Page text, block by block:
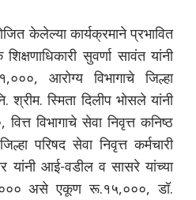
केलेल्या कार्यक्रमाने प्रभावित
सुवर्णा सावंत यांनी
आरोग्य विभागाचे जिल्हा
श्रीम. स्मिता दिलीप भोसले यांनी
विभागाचे सेवा निवृत्त कनिष्ठ
परिषद सेवा निवृत्त कर्मचारी
यांनी आई-वडील व सासरे यांच्या
असे एकूण रू.१५,०००, डॉ.